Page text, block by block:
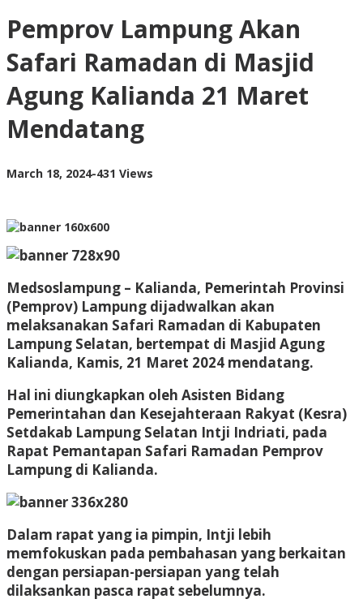
Safari
Ramadan
di
Masjid
Agung
Kalianda
Pemprov Lampung Akan
Safari Ramadan di Masjid
Agung Kalianda 21 Maret
Mendatang
March 18, 2024by
-431 Views
Medsoslampung – Kalianda, Pemerintah Provinsi
(Pemprov) Lampung dijadwalkan akan
melaksanakan Safari Ramadan di Kabupaten
Lampung Selatan, bertempat di Masjid Agung
Kalianda, Kamis, 21 Maret 2024 mendatang.
Hal ini diungkapkan oleh Asisten Bidang
Pemerintahan dan Kesejahteraan Rakyat (Kesra)
Setdakab Lampung Selatan Intji Indriati, pada
Rapat Pemantapan Safari Ramadan Pemprov
Lampung di Kalianda.
Dalam rapat yang ia pimpin, Intji lebih
memfokuskan pada pembahasan yang berkaitan
dengan persiapan-persiapan yang telah
dilaksankan pasca rapat sebelumnya.